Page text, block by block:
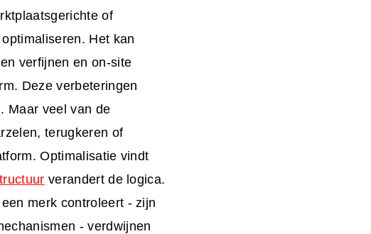
of
Het kan
verfijnen en on-site
Deze verbeteringen
Maar veel van de
terugkeren of
Optimalisatie vindt
verandert de logica.
merk controleert - zijn
- verdwijnen